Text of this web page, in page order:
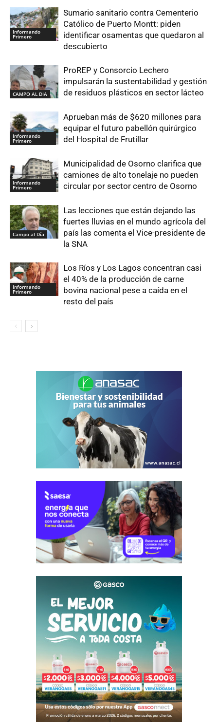
Informando
Primero
Sumario sanitario contra Cementerio
Católico de Puerto Montt: piden
identificar osamentas que quedaron al
descubierto
CAMPO AL DIA
ProREP y Consorcio Lechero
impulsarán la sustentabilidad y gestión
de residuos plásticos en sector lácteo
Informando
Primero
Aprueban más de $620 millones para
equipar el futuro pabellón quirúrgico
del Hospital de Frutillar
Informando
Primero
Municipalidad de Osorno clarifica que
camiones de alto tonelaje no pueden
circular por sector centro de Osorno
Campo al Día
Las lecciones que están dejando las
fuertes lluvias en el mundo agrícola del
país las comenta el Vice-presidente de
la SNA
Informando
Primero
Los Ríos y Los Lagos concentran casi
el 40% de la producción de carne
bovina nacional pese a caída en el
resto del país